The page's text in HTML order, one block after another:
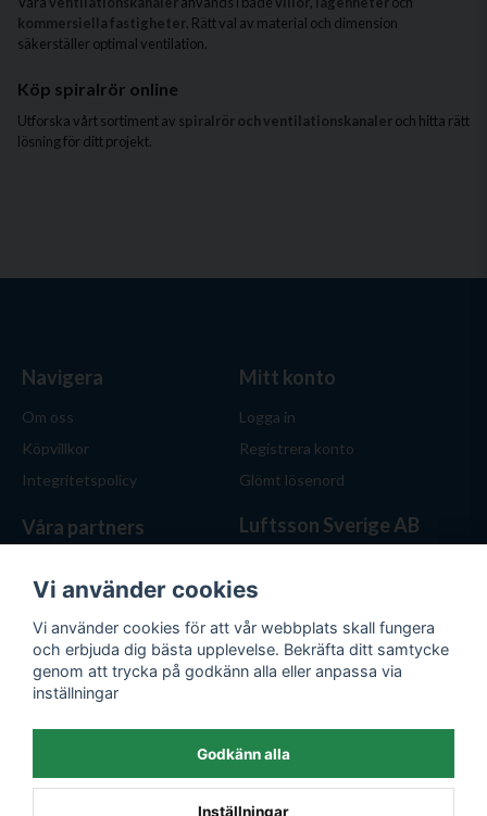
kommersiella fastigheter. Rätt val av material och dimension
säkerställer optimal ventilation.
Köp spiralrör online
Utforska vårt sortiment av spiralrör och ventilationskanaleroch hitta rätt
lösning för ditt projekt.
Navigera
Om oss
Köpvillkor
Integritetspolicy
Mitt konto
Logga in
Registrera konto
Glömt lösenord
Våra partners Luftsson Sverige AB
hjälper dig att välja rätt
lösning. Hos Luftsson.se får
du personlig service, bra priser
och produkter för både hem
och företag.
E-post:
Vi använder cookies
Vi använder cookies för att vår webbplats skall fungera
och erbjuda dig bästa upplevelse. Bekräfta ditt samtycke
genom att trycka på godkänn alla eller anpassa via
inställningar
Godkänn alla
Inställningar